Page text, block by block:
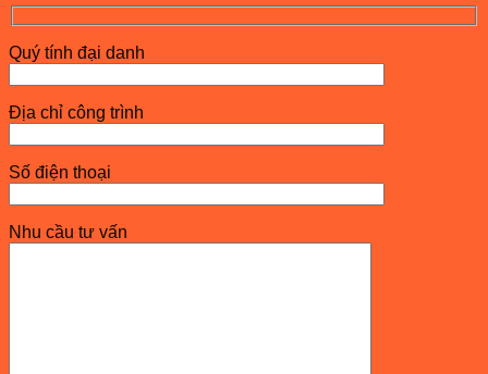
Quý tính đại danh
Địa chỉ công trình
Số điện thoại
Nhu cầu tư vấn